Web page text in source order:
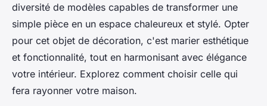
diversité de modèles capables de transformer une
simple pièce en un espace chaleureux et stylé. Opter
pour cet objet de décoration, c'est marier esthétique
et fonctionnalité, tout en harmonisant avec élégance
votre intérieur. Explorez comment choisir celle qui
fera rayonner votre maison.